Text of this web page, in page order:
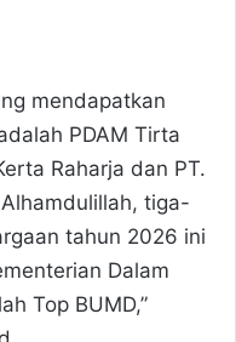
mendapatkan
PDAM Tirta
Raharja dan PT.
tiga-
tahun 2026 ini
Dalam
Top BUMD,”